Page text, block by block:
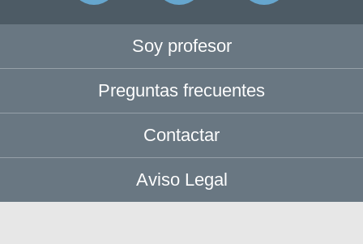
Soy profesor
Preguntas frecuentes
Contactar
Aviso Legal